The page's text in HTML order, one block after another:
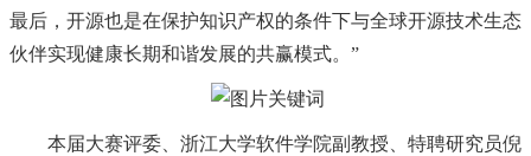
最后，开源也是在保护知识产权的条件下与全球开源技术生态
伙伴实现健康长期和谐发展的共赢模式。”
本届大赛评委、浙江大学软件学院副教授、特聘研究员倪